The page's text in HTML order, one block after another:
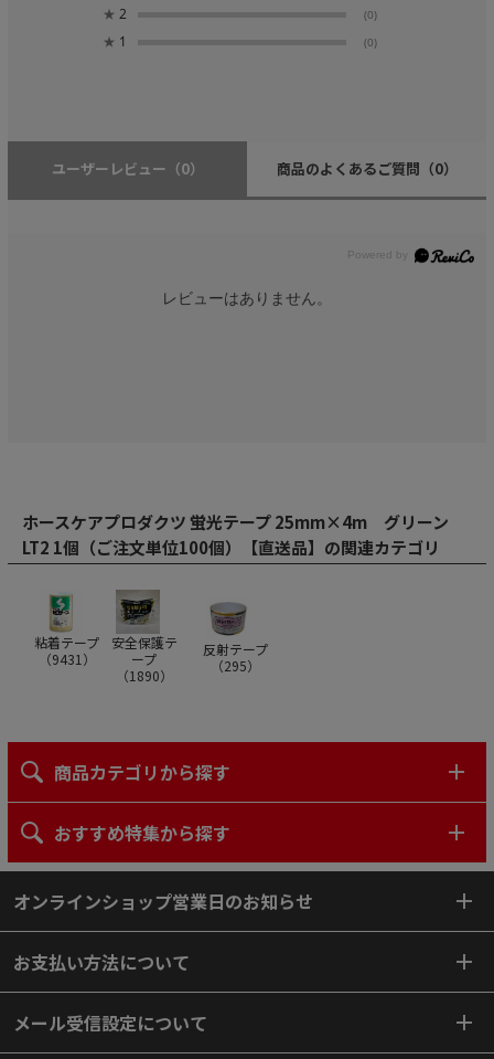
★ 2 (0)
★ 1 (0)
ユーザーレビュー （0） 商品のよくあるご質問 （0）
レビューはありません。
ホースケアプロダクツ 蛍光テープ 25mm×4m グリーン
LT2 1個（ご注文単位100個）【直送品】の関連カテゴリ
粘着テープ
（9431）
安全保護テ
ープ
（1890）
反射テープ
（295）
商品カテゴリから探す
おすすめ特集から探す
オンラインショップ営業日のお知らせ
お支払い方法について
メール受信設定について